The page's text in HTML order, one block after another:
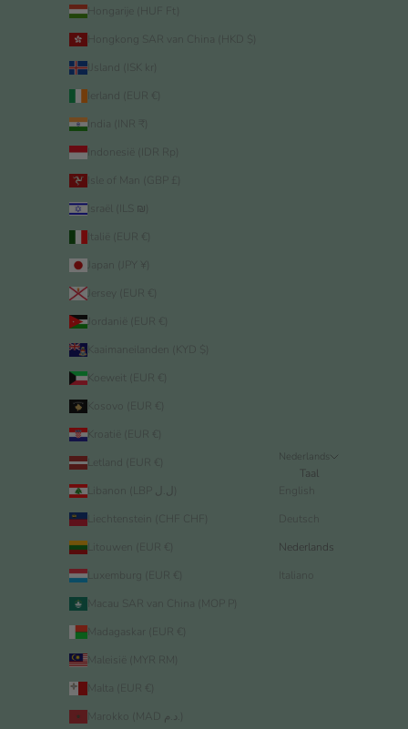
Hongarije (HUF Ft)
Hongkong SAR van China (HKD $)
IJsland (ISK kr)
Ierland (EUR €)
India (INR ₹)
Indonesië (IDR Rp)
Isle of Man (GBP £)
Israël (ILS ₪)
Italië (EUR €)
Japan (JPY ¥)
Jersey (EUR €)
Jordanië (EUR €)
Kaaimaneilanden (KYD $)
Koeweit (EUR €)
Kroatië (EUR €)
Letland (EUR €)
Liechtenstein (CHF CHF)
Litouwen (EUR €)
Luxemburg (EUR €)
Macau SAR van China (MOP P)
Madagaskar (EUR €)
Maleisië (MYR RM)
Malta (EUR €)
Nederlands
Taal
English
Deutsch
Nederlands
Italiano